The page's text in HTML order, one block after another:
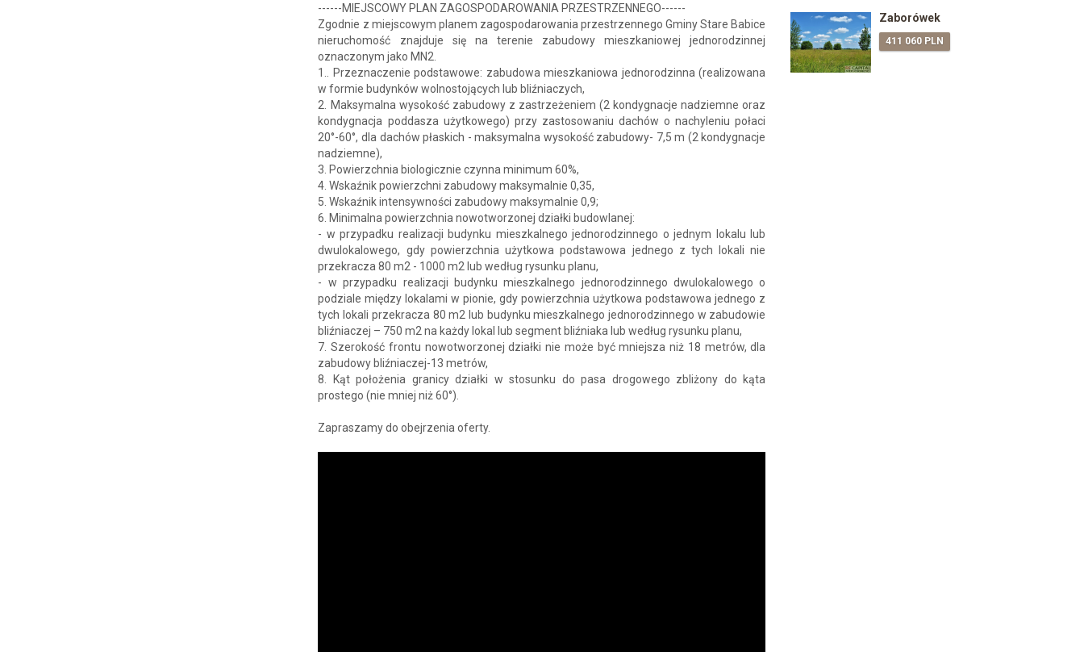
------MIEJSCOWY PLAN ZAGOSPODAROWANIA PRZESTRZENNEGO------
Zgodnie z miejscowym planem zagospodarowania przestrzennego Gminy Stare Babice
nieruchomość znajduje się na terenie zabudowy mieszkaniowej jednorodzinnej
oznaczonym jako MN2.
1.. Przeznaczenie podstawowe: zabudowa mieszkaniowa jednorodzinna (realizowana
w formie budynków wolnostojących lub bliźniaczych,
2. Maksymalna wysokość zabudowy z zastrzeżeniem (2 kondygnacje nadziemne oraz
kondygnacja poddasza użytkowego) przy zastosowaniu dachów o nachyleniu połaci
20°-60°, dla dachów płaskich - maksymalna wysokość zabudowy- 7,5 m (2 kondygnacje
nadziemne),
3. Powierzchnia biologicznie czynna minimum 60%,
4. Wskaźnik powierzchni zabudowy maksymalnie 0,35,
5. Wskaźnik intensywności zabudowy maksymalnie 0,9;
6. Minimalna powierzchnia nowotworzonej działki budowlanej:
- w przypadku realizacji budynku mieszkalnego jednorodzinnego o jednym lokalu lub
dwulokalowego, gdy powierzchnia użytkowa podstawowa jednego z tych lokali nie
przekracza 80 m2 - 1000 m2 lub według rysunku planu,
- w przypadku realizacji budynku mieszkalnego jednorodzinnego dwulokalowego o
podziale między lokalami w pionie, gdy powierzchnia użytkowa podstawowa jednego z
tych lokali przekracza 80 m2 lub budynku mieszkalnego jednorodzinnego w zabudowie
bliźniaczej – 750 m2 na każdy lokal lub segment bliźniaka lub według rysunku planu,
7. Szerokość frontu nowotworzonej działki nie może być mniejsza niż 18 metrów, dla
zabudowy bliźniaczej-13 metrów,
8. Kąt położenia granicy działki w stosunku do pasa drogowego zbliżony do kąta
prostego (nie mniej niż 60°).
Zapraszamy do obejrzenia oferty.
Zaborówek
411 060 PLN